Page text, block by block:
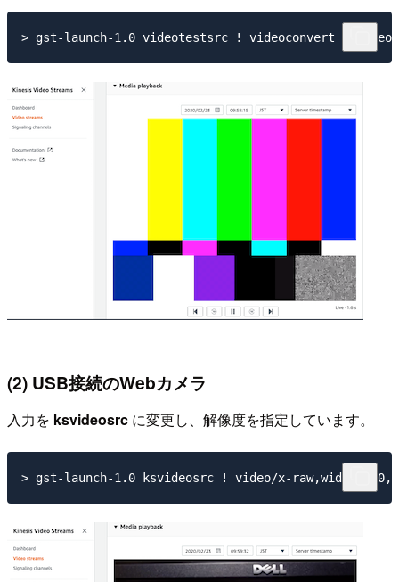
(2) USB接続のWebカメラ
入力を ksvideosrc に変更し、解像度を指定しています。